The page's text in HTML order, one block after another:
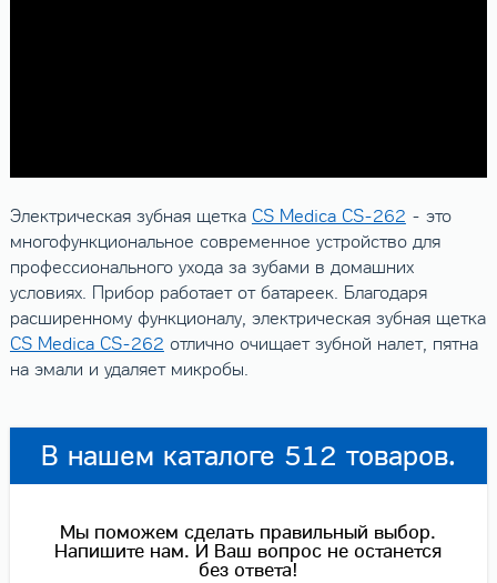
Электрическая зубная щетка CS Medica CS-262 - это
многофункциональное современное устройство для
профессионального ухода за зубами в домашних
условиях. Прибор работает от батареек. Благодаря
расширенному функционалу, электрическая зубная щетка
CS Medica CS-262 отлично очищает зубной налет, пятна
на эмали и удаляет микробы.
В нашем каталоге 512 товаров.
Мы поможем сделать правильный выбор.
Напишите нам. И Ваш вопрос не останется
без ответа!